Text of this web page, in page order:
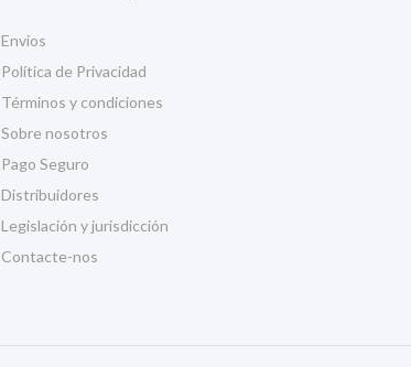
Envíos
Política de Privacidad
Términos y condiciones
Sobre nosotros
Pago Seguro
Distribuidores
Legislación y jurisdicción
Contacte-nos